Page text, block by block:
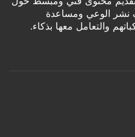
نشر الوعي ومساعدة
والتعامل معها بذكاء.